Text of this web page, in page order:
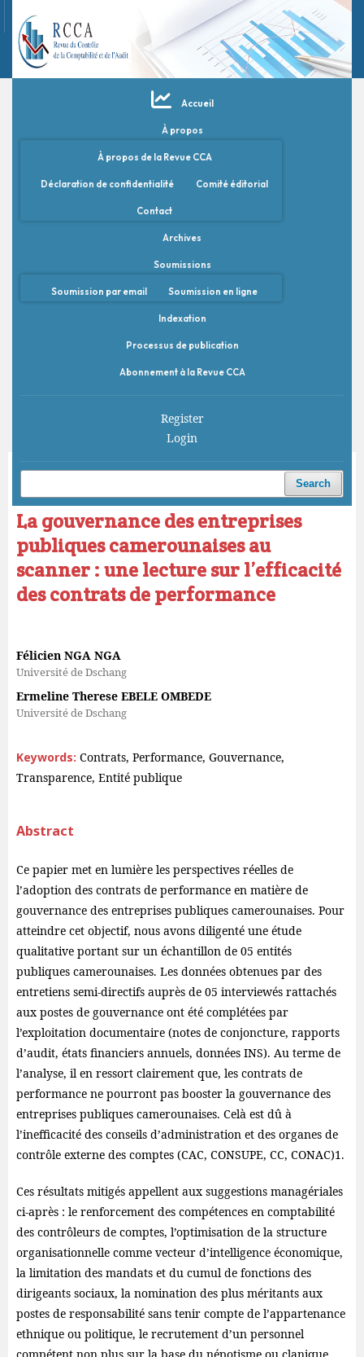
Accueil
À propos
À propos de la Revue CCA
Déclaration de confidentialité Comité éditorial
Contact
Archives
Soumissions
Soumission par email Soumission en ligne
Indexation
Processus de publication
Abonnement à la Revue CCA
Register
Login
Search
Home / Archives / Vol. 6 No. 4 (2022) / Articles
La gouvernance des entreprises
publiques camerounaises au
scanner : une lecture sur l’efficacité
des contrats de performance
Félicien NGA NGA
Université de Dschang
Ermeline Therese EBELE OMBEDE
Université de Dschang
Keywords: Contrats, Performance, Gouvernance,
Transparence, Entité publique
Abstract
Ce papier met en lumière les perspectives réelles de
l’adoption des contrats de performance en matière de
gouvernance des entreprises publiques camerounaises. Pour
atteindre cet objectif, nous avons diligenté une étude
qualitative portant sur un échantillon de 05 entités
publiques camerounaises. Les données obtenues par des
entretiens semi-directifs auprès de 05 interviewés rattachés
aux postes de gouvernance ont été complétées par
l’exploitation documentaire (notes de conjoncture, rapports
d’audit, états financiers annuels, données INS). Au terme de
l’analyse, il en ressort clairement que, les contrats de
performance ne pourront pas booster la gouvernance des
entreprises publiques camerounaises. Celà est dû à
l’inefficacité des conseils d’administration et des organes de
contrôle externe des comptes (CAC, CONSUPE, CC, CONAC)1.
Ces résultats mitigés appellent aux suggestions managériales
ci-après : le renforcement des compétences en comptabilité
des contrôleurs de comptes, l’optimisation de la structure
organisationnelle comme vecteur d’intelligence économique,
la limitation des mandats et du cumul de fonctions des
dirigeants sociaux, la nomination des plus méritants aux
postes de responsabilité sans tenir compte de l’appartenance
ethnique ou politique, le recrutement d’un personnel